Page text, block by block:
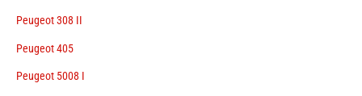
Peugeot 308 II
Peugeot 405
Peugeot 5008 I